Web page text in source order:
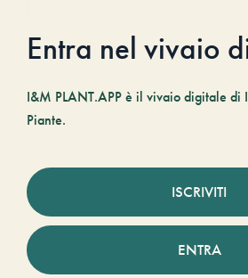
Entra nel vivaio
I&M PLANT.APP è il vivaio digitale di
Piante.
ISCRIVITI
ENTRA